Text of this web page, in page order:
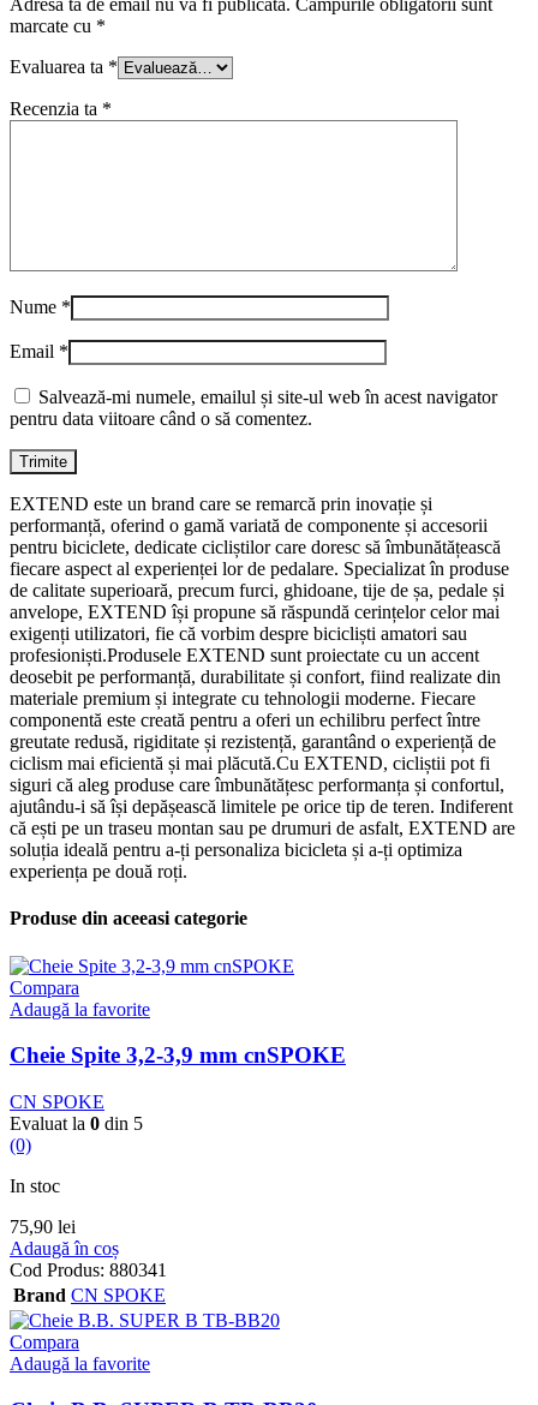
Adresa ta de email nu va fi publicată. Câmpurile obligatorii sunt
marcate cu *
Evaluarea ta *
Recenzia ta *
Nume *
Email *
Salvează-mi numele, emailul și site-ul web în acest navigator
pentru data viitoare când o să comentez.
EXTEND este un brand care se remarcă prin inovație și
performanță, oferind o gamă variată de componente și accesorii
pentru biciclete, dedicate cicliștilor care doresc să îmbunătățească
fiecare aspect al experienței lor de pedalare. Specializat în produse
de calitate superioară, precum furci, ghidoane, tije de șa, pedale și
anvelope, EXTEND își propune să răspundă cerințelor celor mai
exigenți utilizatori, fie că vorbim despre bicicliști amatori sau
profesioniști.Produsele EXTEND sunt proiectate cu un accent
deosebit pe performanță, durabilitate și confort, fiind realizate din
materiale premium și integrate cu tehnologii moderne. Fiecare
componentă este creată pentru a oferi un echilibru perfect între
greutate redusă, rigiditate și rezistență, garantând o experiență de
ciclism mai eficientă și mai plăcută.Cu EXTEND, cicliștii pot fi
siguri că aleg produse care îmbunătățesc performanța și confortul,
ajutându-i să își depășească limitele pe orice tip de teren. Indiferent
că ești pe un traseu montan sau pe drumuri de asfalt, EXTEND are
soluția ideală pentru a-ți personaliza bicicleta și a-ți optimiza
experiența pe două roți.
Produse din aceeasi categorie
Compara
Adaugă la favorite
Cheie Spite 3,2-3,9 mm cnSPOKE
CN SPOKE
Evaluat la 0 din 5
(0)
In stoc
75,90 lei
Adaugă în coș
Cod Produs: 880341
Brand CN SPOKE
Compara
Adaugă la favorite